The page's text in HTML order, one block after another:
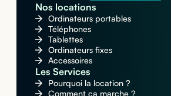
Nos locations
Ordinateurs portables
Téléphones
Tablettes
Ordinateurs fixes
Accessoires
Les Services
Pourquoi la location ?
Comment ça marche ?